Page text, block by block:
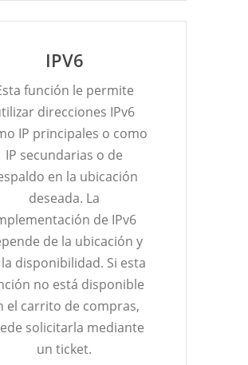
IPV6
función le permite
direcciones IPv6
IP principales o como
IP secundarias o de
en la ubicación
deseada. La
de IPv6
de la ubicación y
disponibilidad. Si esta
no está disponible
el carrito de compras,
solicitarla mediante
un ticket.